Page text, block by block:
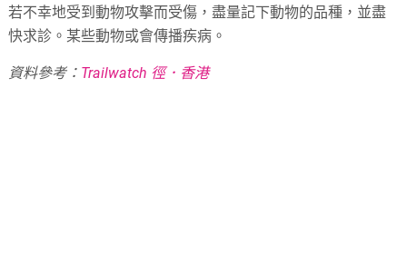
若不幸地受到動物攻擊而受傷，盡量記下動物的品種，並盡
快求診。某些動物或會傳播疾病。
資料參考： Trailwatch 徑．香港